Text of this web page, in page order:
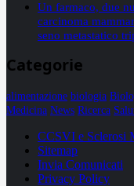
Un farmaco, due
carcinoma
seno metastatico
Categorie
alimentazione biologia
Medicina News Ricerca
CCSVI e Sclerosi
Sitemap
Invia Comunicati
Privacy Policy